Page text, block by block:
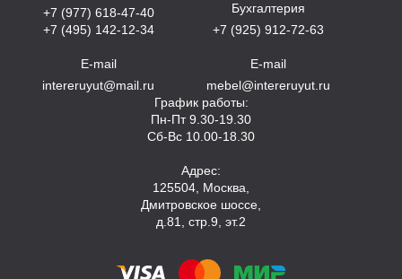
+7 (977) 618-47-40
+7 (495) 142-12-34
E-mail
intereruyut@mail.ru
Бухгалтерия
+7 (925) 912-72-63
E-mail
mebel@intereruyut.ru
График работы:
Пн-Пт 9.30-19.30
Сб-Вс 10.00-18.30
Адрес:
125504, Москва,
Дмитровское шоссе,
д.81, стр.9, эт.2